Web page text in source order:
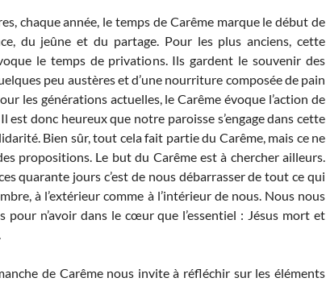
chaque année, le temps de Carême marque le début de
du jeûne et du partage. Pour les plus anciens, cette
le temps de privations. Ils gardent le souvenir des
peu austères et d’une nourriture composée de pain
les générations actuelles, le Carême évoque l’action de
est donc heureux que notre paroisse s’engage dans cette
Bien sûr, tout cela fait partie du Carême, mais ce ne
propositions. Le but du Carême est à chercher ailleurs.
quarante jours c’est de nous débarrasser de tout ce qui
à l’extérieur comme à l’intérieur de nous. Nous nous
pour n’avoir dans le cœur que l’essentiel : Jésus mort et
de Carême nous invite à réfléchir sur les éléments